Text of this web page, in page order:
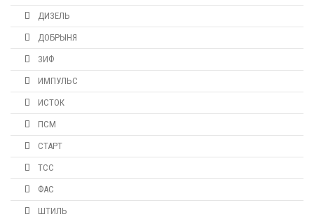
ДИЗЕЛЬ
ДОБРЫНЯ
ЗИФ
ИМПУЛЬС
ИСТОК
ПСМ
СТАРТ
ТСС
ФАС
ШТИЛЬ